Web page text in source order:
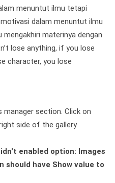
menuntut ilmu tetapi
dalam menuntut ilmu
mengakhiri materinya dengan
lose anything, if you lose
character, you lose
manager section. Click on
side of the gallery
enabled option: Images
should have Show value to